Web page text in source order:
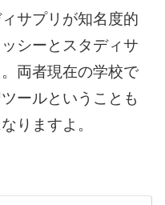
サプリが知名度的
シーとスタディサ
両者現在の学校で
ールということも
りますよ。